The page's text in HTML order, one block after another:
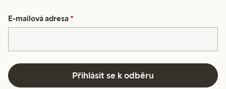
E-mailová adresa *
Přihlásit se k odběru